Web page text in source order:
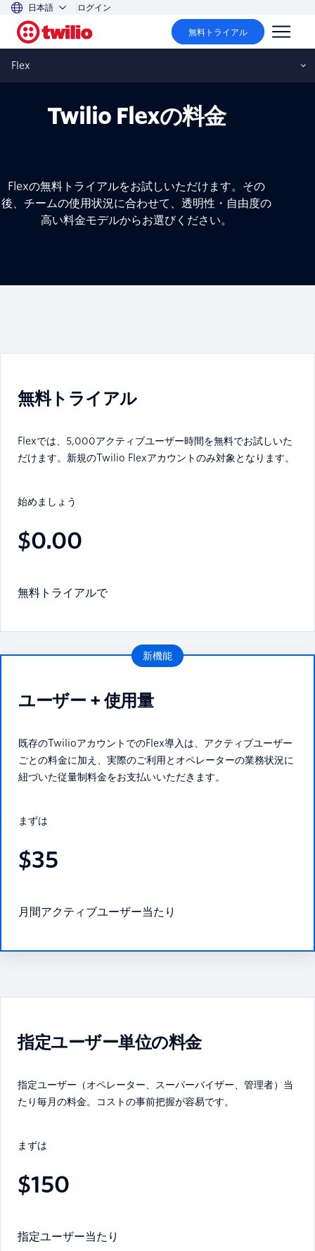
日本語 ログイン
無料トライアル
Flex
Twilio Flexの料金
Flexの無料トライアルをお試しいただけます。その
後、チームの使用状況に合わせて、透明性・自由度の
高い料金モデルからお選びください。
無料トライアル
Flexでは、5,000アクティブユーザー時間を無料でお試しいた
だけます。新規のTwilio Flexアカウントのみ対象となります。
始めましょう
$0.00
無料トライアルで
新機能
ユーザー + 使用量
既存のTwilioアカウントでのFlex導入は、アクティブユーザー
ごとの料金に加え、実際のご利用とオペレーターの業務状況に
紐づいた従量制料金をお支払いいただきます。
まずは
$35
月間アクティブユーザー当たり
指定ユーザー単位の料金
指定ユーザー（オペレーター、スーパーバイザー、管理者）当
たり毎月の料金。コストの事前把握が容易です。
まずは
$150
指定ユーザー当たり